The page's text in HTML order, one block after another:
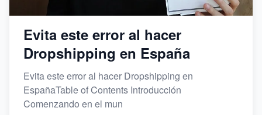
Evita este error al hacer
Dropshipping en España
Evita este error al hacer Dropshipping en
EspañaTable of Contents Introducción
Comenzando en el mun